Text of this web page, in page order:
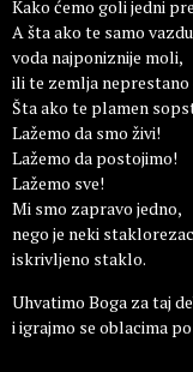
Kako ćemo goli jedni
A šta ako te samo
voda najponiznije moli,
ili te zemlja
Šta ako te plamen
Lažemo da smo živi!
Lažemo da postojimo!
Lažemo sve!
Mi smo zapravo jedno,
nego je neki
iskrivljeno staklo.
Uhvatimo Boga za taj
i igrajmo se oblacima